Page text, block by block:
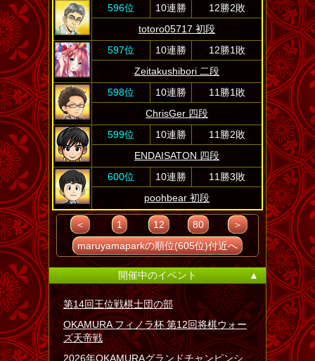
596位
10連勝
12勝2敗
totoro05717 初段
597位
10連勝
12勝1敗
Zeitakushibori 二段
598位
10連勝
11勝1敗
ChrisGer 四段
599位
10連勝
11勝2敗
ENDAISATON 四段
600位
10連勝
11勝3敗
poohbear 初段
＜ 1 12 80
＞
maruyamaparkの順位(605位)付近へ
開催中のイベント ▲
第14回王位戦棋士団の部
OKAMURA フィノラ杯 第12回将棋ウォー
ズ天帝戦
2026年OKAMURAグランドチャンピンシ